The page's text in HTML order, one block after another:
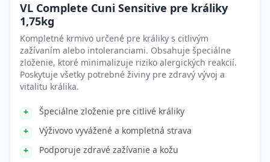
VL Complete Cuni Sensitive pre králiky
1,75kg
Kompletné krmivo určené pre králiky s citlivým
zažívaním alebo intoleranciami. Obsahuje špeciálne
zloženie, ktoré minimalizuje riziko alergických reakcií.
Poskytuje všetky potrebné živiny pre zdravý vývoj a
vitalitu králika.
Špeciálne zloženie pre citlivé králiky
Výživovo vyvážené a kompletná strava
Podporuje zdravé zažívanie a kožu